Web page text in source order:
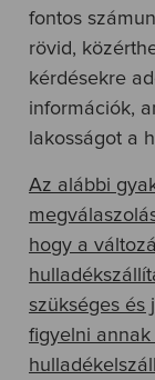
fontos
rövid,
kérdésekre
információk,
lakosságot a
Az alábbi
hogy a
szükséges és
figyelni